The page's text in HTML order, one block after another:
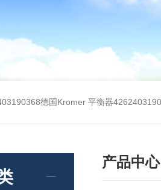
德国Kromer 平衡器
产品中心